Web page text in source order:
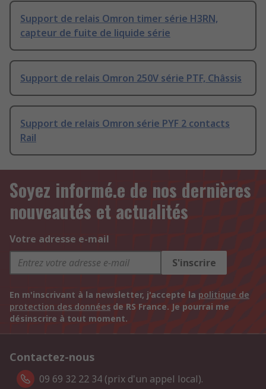
Support de relais Omron timer série H3RN,
capteur de fuite de liquide série
Support de relais Omron 250V série PTF, Châssis
Support de relais Omron série PYF 2 contacts
Rail
Soyez informé.e de nos dernières
nouveautés et actualités
Votre adresse e-mail
S'inscrire
En m'inscrivant à la newsletter, j'accepte la politique de
protection des données de RS France. Je pourrai me
désinscrire à tout moment.
Contactez-nous
09 69 32 22 34 (prix d'un appel local).